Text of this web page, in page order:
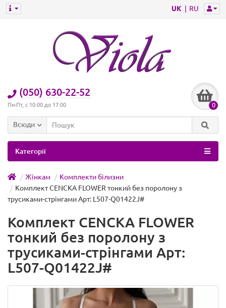
UK RU
(050) 630-22-52
Пн-Пт, с 10:00 до 17:00 0
Всюди
Категорії
Жінкам
Комплекти білизни
Комплект CENCKA FLOWER тонкий без поролону з
трусиками-стрінгами Арт: L507-Q01422J#
Комплект CENCKA FLOWER
тонкий без поролону з
трусиками-стрінгами Арт:
L507-Q01422J#